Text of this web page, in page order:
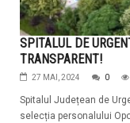
SPITALUL DE
TRANSPARENT!
27 MAI, 2024 0
Spitalul Județean de
selecția personalului